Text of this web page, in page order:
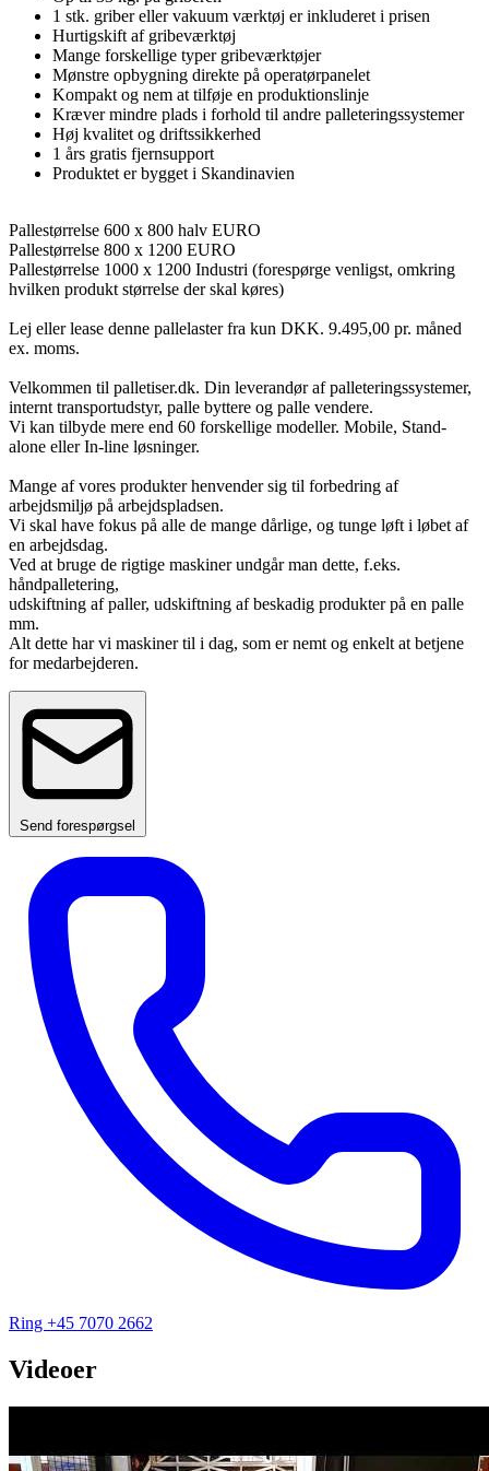
1 stk. griber eller vakuum værktøj er inkluderet i prisen
Hurtigskift af gribeværktøj
Mange forskellige typer gribeværktøjer
Mønstre opbygning direkte på operatørpanelet
Kompakt og nem at tilføje en produktionslinje
Kræver mindre plads i forhold til andre palleteringssystemer
Høj kvalitet og driftssikkerhed
1 års gratis fjernsupport
Produktet er bygget i Skandinavien
Pallestørrelse 600 x 800 halv EURO
Pallestørrelse 800 x 1200 EURO
Pallestørrelse 1000 x 1200 Industri (forespørge venligst, omkring
hvilken produkt størrelse der skal køres)
Lej eller lease denne pallelaster fra kun DKK. 9.495,00 pr. måned
ex. moms.
Velkommen til palletiser.dk. Din leverandør af palleteringssystemer,
internt transportudstyr, palle byttere og palle vendere.
Vi kan tilbyde mere end 60 forskellige modeller. Mobile, Stand-
alone eller In-line løsninger.
Mange af vores produkter henvender sig til forbedring af
arbejdsmiljø på arbejdspladsen.
Vi skal have fokus på alle de mange dårlige, og tunge løft i løbet af
en arbejdsdag.
Ved at bruge de rigtige maskiner undgår man dette, f.eks.
håndpalletering,
udskiftning af paller, udskiftning af beskadig produkter på en palle
mm.
Alt dette har vi maskiner til i dag, som er nemt og enkelt at betjene
for medarbejderen.
Send forespørgsel
Ring +45 7070 2662
Videoer